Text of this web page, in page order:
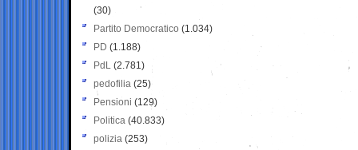
(30)
Partito Democratico (1.034)
PD (1.188)
PdL (2.781)
pedofilia (25)
Pensioni (129)
Politica (40.833)
polizia (253)